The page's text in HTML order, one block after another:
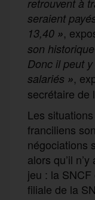
retrouvent à
seraient
13,40 »,
son
Donc il peut
salariés »,
secrétaire de
Les
franciliens
négociations
alors qu’il
jeu : la SNCF
filiale de la